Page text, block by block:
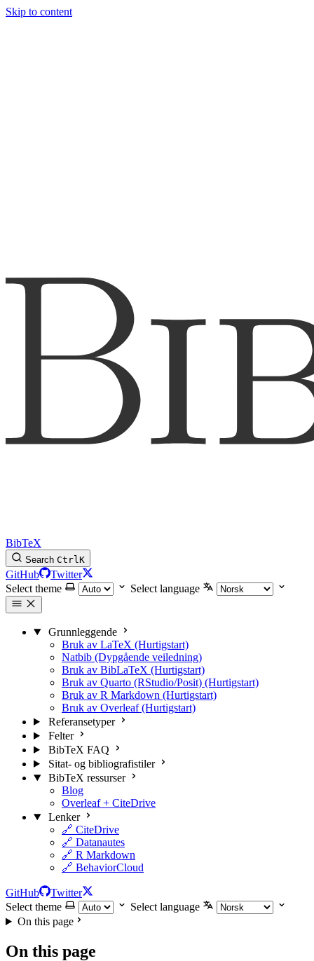
Skip to content
BibTeX
Search CtrlK
GitHub
Twitter
Select theme
Select language
Grunnleggende
Bruk av LaTeX (Hurtigstart)
Natbib (Dypgående veiledning)
Bruk av BibLaTeX (Hurtigstart)
Bruk av Quarto (RStudio/Posit) (Hurtigstart)
Bruk av R Markdown (Hurtigstart)
Bruk av Overleaf (Hurtigstart)
Referansetyper
Felter
BibTeX FAQ
Sitat- og bibliografistiler
BibTeX ressurser
Blog
Overleaf + CiteDrive
Lenker
🔗 CiteDrive
🔗 Datanautes
🔗 R Markdown
🔗 BehaviorCloud
GitHub
Twitter
Select theme
Select language
On this page
On this page